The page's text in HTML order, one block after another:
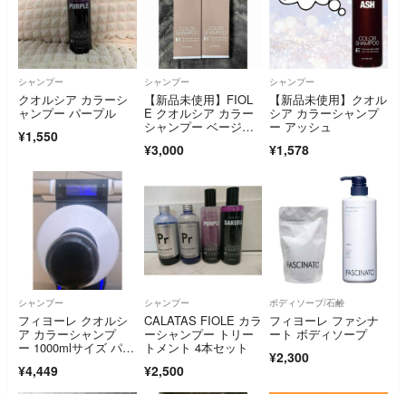
シャンプー
クオルシア カラーシ
ャンプー パープル
¥1,550
シャンプー
【新品未使用】FIOL
E クオルシア カラー
シャンプー ベージュ2
¥3,000
シャンプー
【新品未使用】クオル
シア カラーシャンプ
ー アッシュ
¥1,578
シャンプー
フィヨーレ クオルシ
ア カラーシャンプ
ー 1000mlサイズ パー
¥4,449
シャンプー
CALATAS FIOLE カラ
ーシャンプー トリー
トメント 4本セット
¥2,500
ボディソープ/石鹸
フィヨーレ ファシナ
ート ボディソープ
¥2,300